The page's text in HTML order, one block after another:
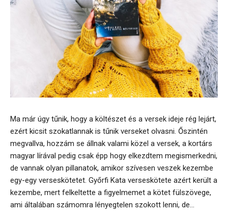
Ma már úgy tűnik, hogy a költészet és a versek ideje rég lejárt,
ezért kicsit szokatlannak is tűnik verseket olvasni. Őszintén
megvallva, hozzám se állnak valami közel a versek, a kortárs
magyar lírával pedig csak épp hogy elkezdtem megismerkedni,
de vannak olyan pillanatok, amikor szívesen veszek kezembe
egy-egy verseskötetet. Győrfi Kata verseskötete azért került a
kezembe, mert felkeltette a figyelmemet a kötet fülszövege,
ami általában számomra lényegtelen szokott lenni, de...